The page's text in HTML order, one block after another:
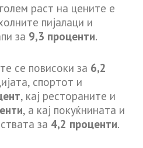
раст на цените е
пијалаци и
за 9,3 проценти.
се повисоки за 6,2
спортот и
, кај рестораните и
, а кај покуќнината и
за 4,2 проценти.